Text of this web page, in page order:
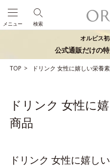
検索
メニュー
オルビス
公式通販だけの
TOP ドリンク 女性に嬉しい栄養素
ドリンク 女性に
商品
ドリンク 女性に嬉し